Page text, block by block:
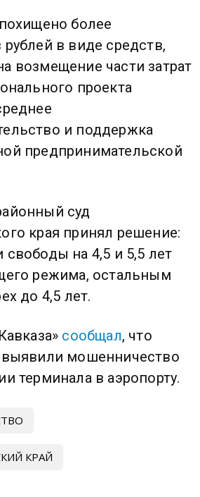
более
в виде средств,
возмещение части затрат
проекта
и поддержка
предпринимательской
суд
края принял решение:
на 4,5 и 5,5 лет
режима, остальным
до 4,5 лет.
сообщал, что
выявили мошенничество
терминала в аэропорту.
КРАЙ